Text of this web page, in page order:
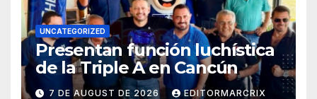
UNCATEGORIZED
Presentan función luchística
de la Triple A en Cancún
7 DE AUGUST DE 2026 EDITORMARCRIX